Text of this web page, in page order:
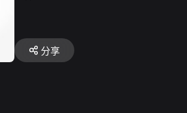
分享